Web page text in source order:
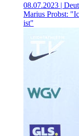
08.07.2023 |
Marius Probst:
ist"